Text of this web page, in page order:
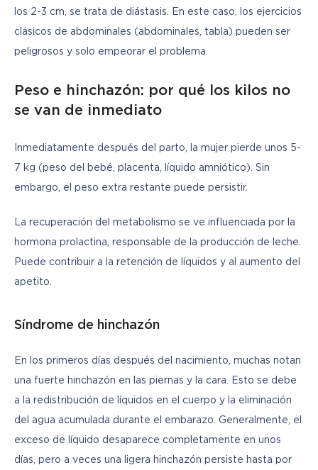
los 2-3 cm, se trata de diástasis. En este caso, los ejercicios
clásicos de abdominales (abdominales, tabla) pueden ser
peligrosos y solo empeorar el problema.
Peso e hinchazón: por qué los kilos no
se van de inmediato
Inmediatamente después del parto, la mujer pierde unos 5-
7 kg (peso del bebé, placenta, líquido amniótico). Sin
embargo, el peso extra restante puede persistir.
La recuperación del metabolismo se ve influenciada por la
hormona prolactina, responsable de la producción de leche.
Puede contribuir a la retención de líquidos y al aumento del
apetito.
Síndrome de hinchazón
En los primeros días después del nacimiento, muchas notan
una fuerte hinchazón en las piernas y la cara. Esto se debe
a la redistribución de líquidos en el cuerpo y la eliminación
del agua acumulada durante el embarazo. Generalmente, el
exceso de líquido desaparece completamente en unos
días, pero a veces una ligera hinchazón persiste hasta por